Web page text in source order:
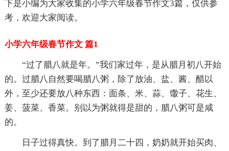
下是小编为大家收集的小学六年级春节作文3篇，仅供参
考，欢迎大家阅读。
小学六年级春节作文 篇1
“过了腊八就是年。”我们家过年，是从腊月初八开始
的。过腊八自然要喝腊八粥，除了放油、盐、酱、醋以
外，至少还要放八种东西：面条、米、蒜、馓子、花生、
姜、菠菜、香菜。别以为粥就得是甜的，腊八粥可是咸
的。
日子过得真快。到了腊月二十四，奶奶就开始买肉、